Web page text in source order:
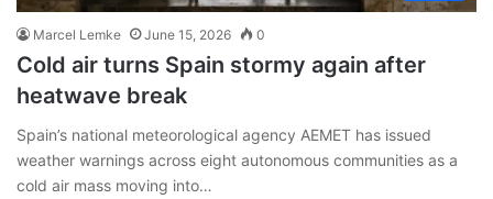
Marcel Lemke June 15, 2026 0
Cold air turns Spain stormy again after
heatwave break
Spain’s national meteorological agency AEMET has issued
weather warnings across eight autonomous communities as a
cold air mass moving into…